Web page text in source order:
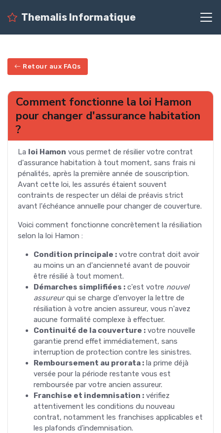
Themalis Informatique
Retour aux FAQs
Comment fonctionne la loi Hamon
pour changer d'assurance habitation
?
La loi Hamon vous permet de résilier votre contrat
d'assurance habitation à tout moment, sans frais ni
pénalités, après la première année de souscription.
Avant cette loi, les assurés étaient souvent
contraints de respecter un délai de préavis strict
avant l'échéance annuelle pour changer de couverture.
Voici comment fonctionne concrètement la résiliation
selon la loi Hamon :
Condition principale : votre contrat doit avoir
au moins un an d'ancienneté avant de pouvoir
être résilié à tout moment.
Démarches simplifiées : c'est votre nouvel
assureurqui se charge d'envoyer la lettre de
résiliation à votre ancien assureur, vous n'avez
aucune formalité complexe à effectuer.
Continuité de la couverture : votre nouvelle
garantie prend effet immédiatement, sans
interruption de protection contre les sinistres.
Remboursement au prorata : la prime déjà
versée pour la période restante vous est
remboursée par votre ancien assureur.
Franchise et indemnisation : vérifiez
attentivement les conditions du nouveau
contrat, notamment les franchises applicables et
les plafonds d'indemnisation.